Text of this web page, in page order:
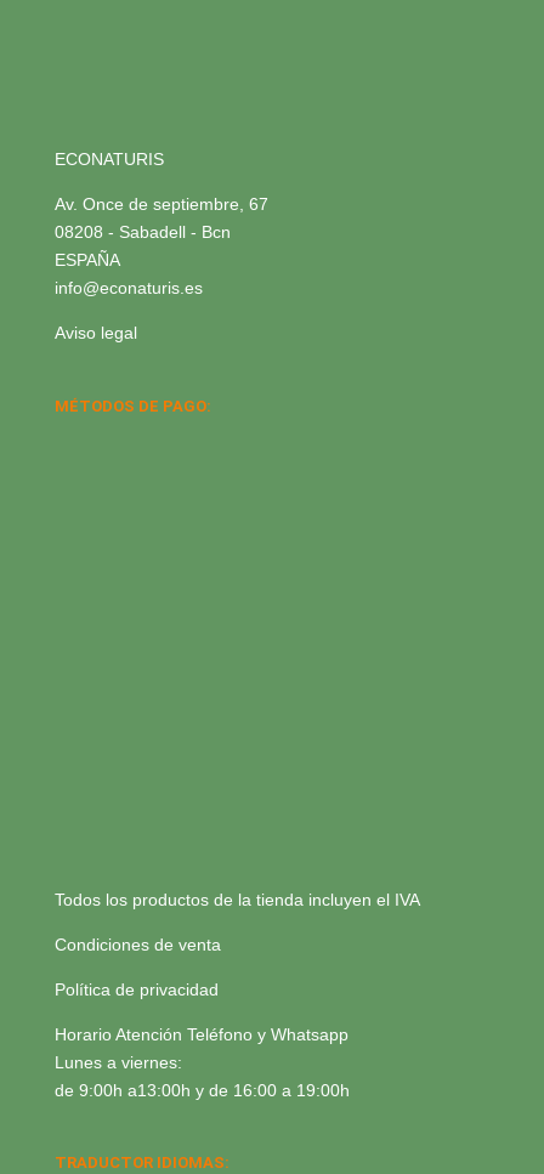
ECONATURIS
Av. Once de septiembre, 67
08208 - Sabadell - Bcn
ESPAÑA
info@econaturis.es
Aviso legal
MÉTODOS DE PAGO:
Todos los productos de la tienda incluyen el IVA
Condiciones de venta
Política de privacidad
Horario Atención Teléfono y Whatsapp
Lunes a viernes:
de 9:00h a13:00h y de 16:00 a 19:00h
TRADUCTOR IDIOMAS: